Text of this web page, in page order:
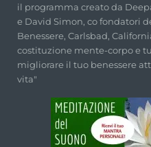
il programma creato da
e David Simon, co fondatori
Benessere, Carlsbad,
costituzione mente-corpo e
migliorare il tuo benessere
vita"